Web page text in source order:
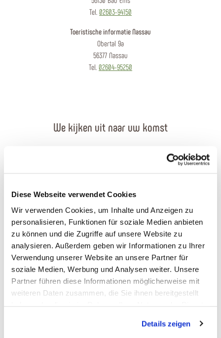
Diese Webseite verwendet Cookies
Wir verwenden Cookies, um Inhalte und Anzeigen zu
personalisieren, Funktionen für soziale Medien anbieten
zu können und die Zugriffe auf unsere Website zu
analysieren. Außerdem geben wir Informationen zu Ihrer
Verwendung unserer Website an unsere Partner für
soziale Medien, Werbung und Analysen weiter. Unsere
Partner führen diese Informationen möglicherweise mit
weiteren Daten zusammen, die Sie ihnen bereitgestellt
Cookies, wenn Sie unsere Webseite weiterhin nutzen.
Details zeigen
Tel. 02603-94150
Toeristische informatie Nassau
Obertal 9a
56377 Nassau
Tel. 02604-95250
We kijken uit naar uw komst
Plan uw reis
Openingstijden